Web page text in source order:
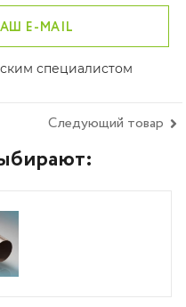
E-MAIL
специалистом
Следующий товар